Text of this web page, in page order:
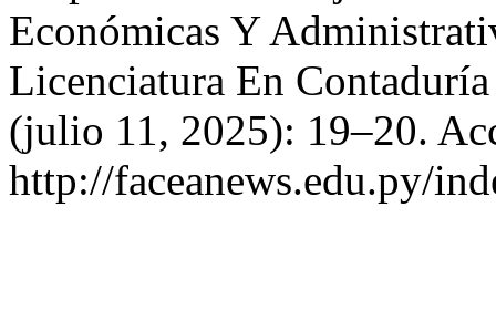
Económicas Y
Licenciatura En
(julio 11, 2025): 19–20.
http://faceanews.edu.py/